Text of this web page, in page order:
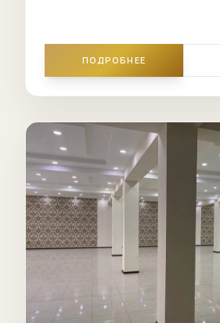
ПОДРОБНЕЕ